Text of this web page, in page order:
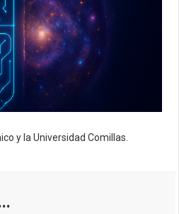
y la Universidad Comillas.